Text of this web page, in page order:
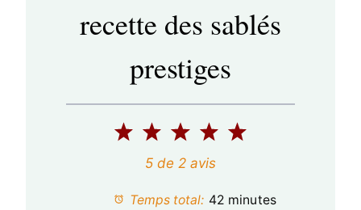
recette des sablés
prestiges
5
t
4
t
3
é
t
2
é
t
1
t
5de 2 avis
Temps total: 42 minutes